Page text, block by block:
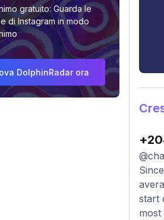
gratuito: Guarda le
di Instagram in modo
DolphinRadar ora
start